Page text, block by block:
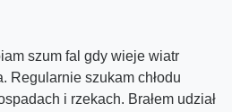
szum fal gdy wieje wiatr
Regularnie szukam chłodu
i rzekach. Brałem udział